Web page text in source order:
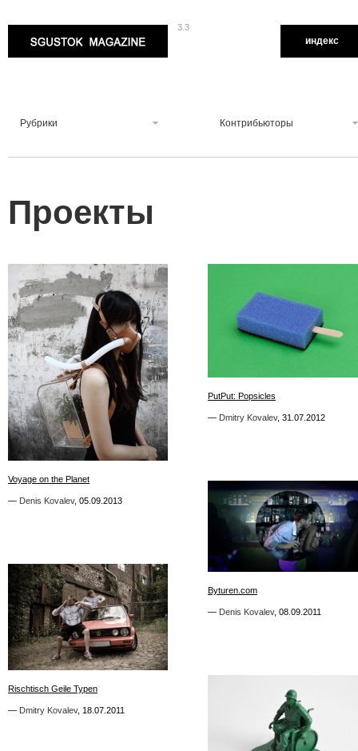
3.3
индекс
Рубрики Контрибьюторы
Проекты
Voyage on the Planet
— Denis Kovalev, 05.09.2013
5
Voyage on the Planet
— Denis Kovalev, 05.09.2013
PutPut: Popsicles
— Dmitry Kovalev, 31.07.2012
PutPut: Popsicles
— Dmitry Kovalev, 31.07.2012
Byturen.com
— Denis Kovalev, 08.09.2011
Byturen.com
— Denis Kovalev, 08.09.2011
Rischtisch Geile Typen
— Dmitry Kovalev, 18.07.2011
1
Rischtisch Geile Typen
— Dmitry Kovalev, 18.07.2011